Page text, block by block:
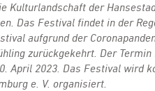
Kulturlandschaft der
Das Festival findet in der
aufgrund der
zurückgekehrt. Der
April 2023. Das Festival wird
e. V. organisiert.